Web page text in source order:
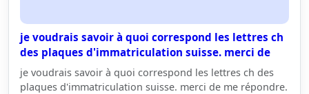
je voudrais savoir à quoi correspond les lettres ch
des plaques d'immatriculation suisse. merci de
je voudrais savoir à quoi correspond les lettres ch des
plaques d'immatriculation suisse. merci de me répondre.